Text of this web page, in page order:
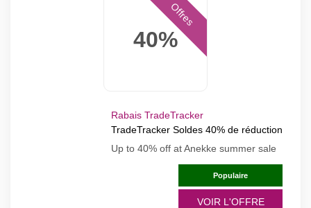
40%
Offres
Rabais TradeTracker
TradeTracker Soldes 40% de réduction
Up to 40% off at Anekke summer sale
Populaire
VOIR L'OFFRE